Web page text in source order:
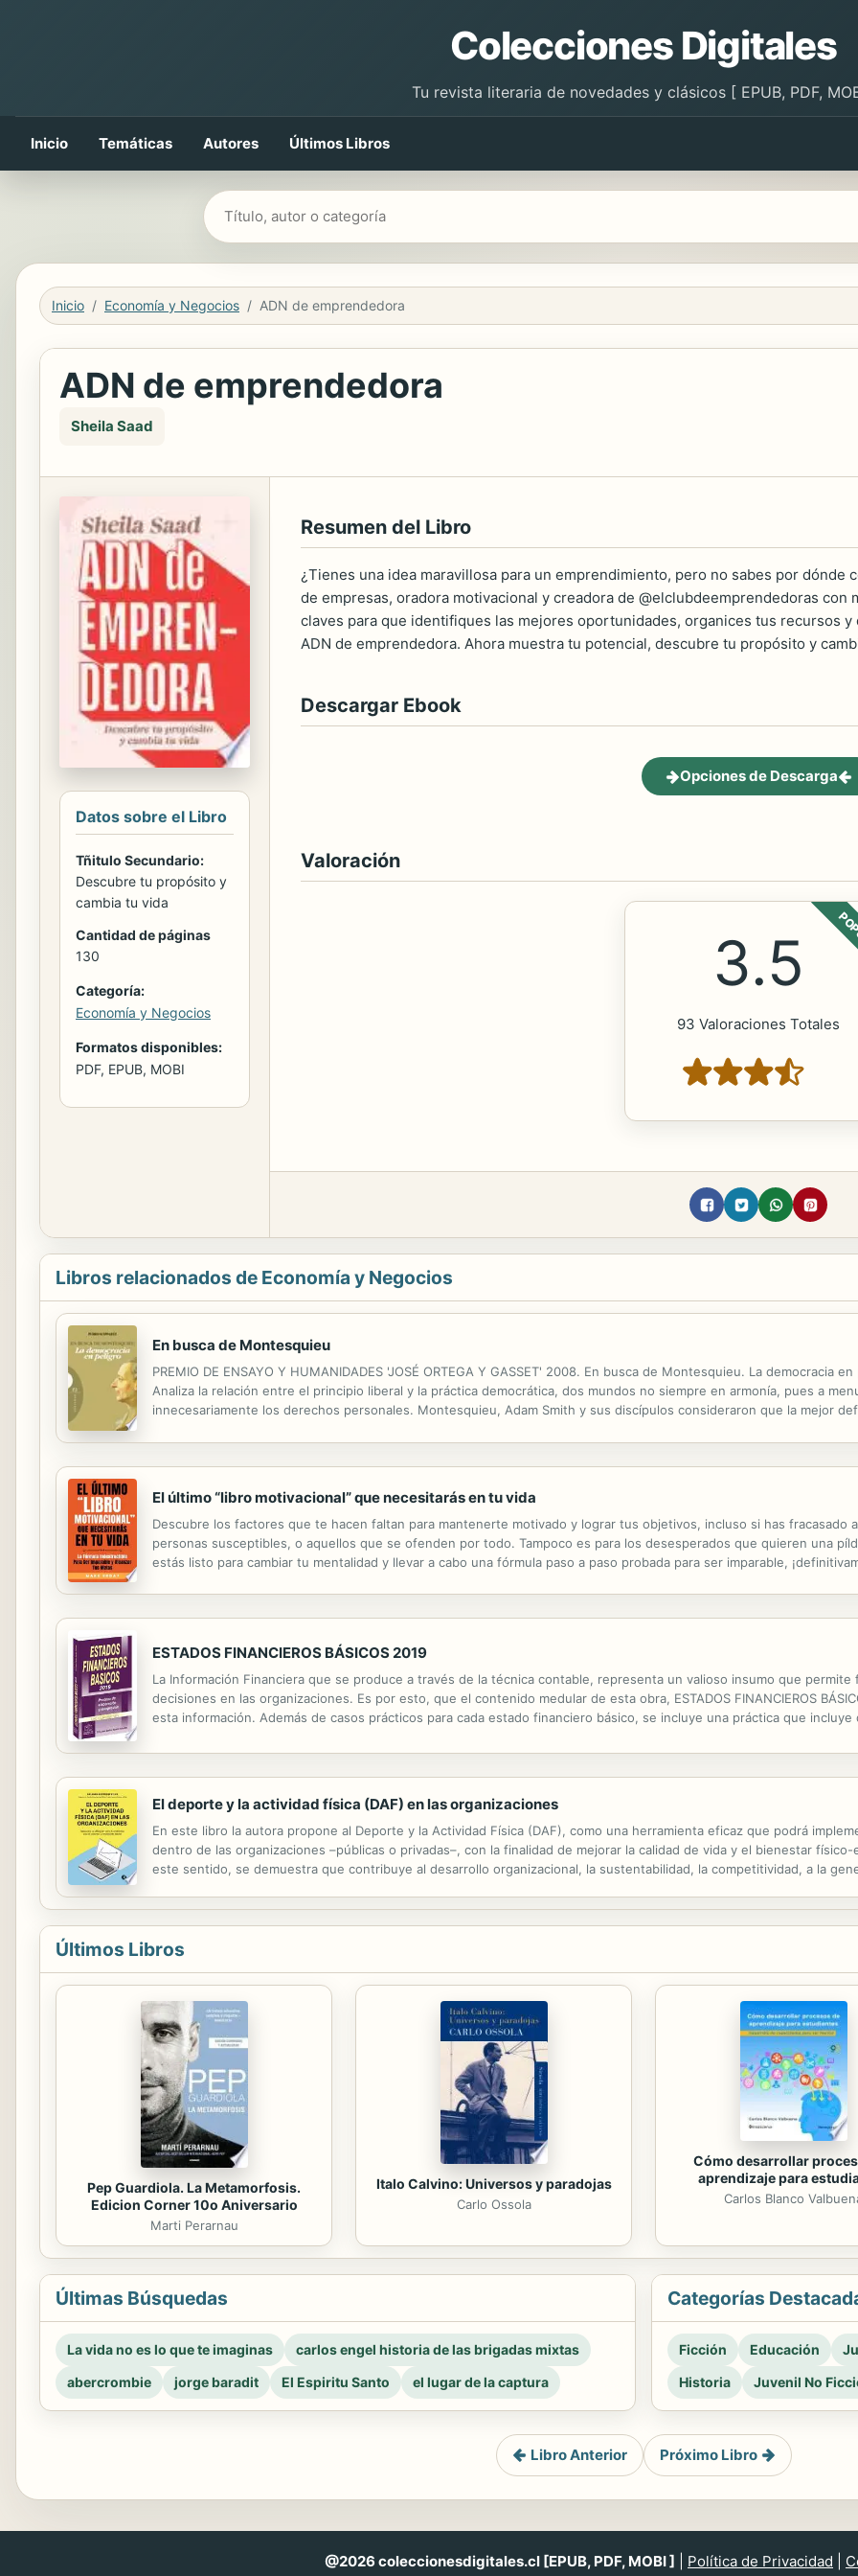
Colecciones Digitales
Tu revista literaria de novedades y clásicos [ EPUB, PDF,
Inicio Temáticas Autores Últimos Libros
Buscar libros
Inicio Economía y Negocios ADN de emprendedora
ADN de emprendedora
Sheila Saad
Datos sobre el Libro
Tñitulo Secundario:
Descubre tu propósito y
cambia tu vida
Cantidad de páginas
130
Categoría:
Economía y Negocios
Formatos disponibles:
PDF, EPUB, MOBI
Resumen del Libro
¿Tienes una idea maravillosa para un emprendimiento, pero no sabes por dónde
de empresas, oradora motivacional y creadora de @elclubdeemprendedoras con
claves para que identifiques las mejores oportunidades, organices tus recursos
ADN de emprendedora. Ahora muestra tu potencial, descubre tu propósito y
Descargar Ebook
Opciones de Descarga
Valoración
3.5
93 Valoraciones Totales
Libros relacionados de Economía y Negocios
En busca de Montesquieu
PREMIO DE ENSAYO Y HUMANIDADES 'JOSÉ ORTEGA Y GASSET' 2008. En busca de Montesquieu. La democracia
Analiza la relación entre el principio liberal y la práctica democrática, dos mundos no siempre en armonía, pues a
innecesariamente los derechos personales. Montesquieu, Adam Smith y sus discípulos consideraron que la mejor
El último “libro motivacional” que necesitarás en tu vida
Descubre los factores que te hacen faltan para mantenerte motivado y lograr tus objetivos, incluso si has fracasado
personas susceptibles, o aquellos que se ofenden por todo. Tampoco es para los desesperados que quieren una
estás listo para cambiar tu mentalidad y llevar a cabo una fórmula paso a paso probada para ser imparable,
ESTADOS FINANCIEROS BÁSICOS 2019
La Información Financiera que se produce a través de la técnica contable, representa un valioso insumo que
decisiones en las organizaciones. Es por esto, que el contenido medular de esta obra, ESTADOS FINANCIEROS
esta información. Además de casos prácticos para cada estado financiero básico, se incluye una práctica que
El deporte y la actividad física (DAF) en las organizaciones
En este libro la autora propone al Deporte y la Actividad Física (DAF), como una herramienta eficaz que podrá
dentro de las organizaciones –públicas o privadas–, con la finalidad de mejorar la calidad de vida y el bienestar
este sentido, se demuestra que contribuye al desarrollo organizacional, la sustentabilidad, la competitividad, a la
Últimos Libros
Pep Guardiola. La Metamorfosis.
Edicion Corner 10o Aniversario
Marti Perarnau
Italo Calvino: Universos y paradojas
Carlo Ossola
Cómo desarrollar
aprendizaje para
Carlos Blanco
Últimas Búsquedas
La vida no es lo que te imaginas
carlos engel historia de las brigadas mixtas
abercrombie
jorge baradit El Espiritu Santo el lugar de la captura
Categorías
Ficción Educación
Historia
Juvenil No
Libro Anterior Próximo Libro
@2026 coleccionesdigitales.cl [EPUB, PDF, MOBI ] Política de Privacidad